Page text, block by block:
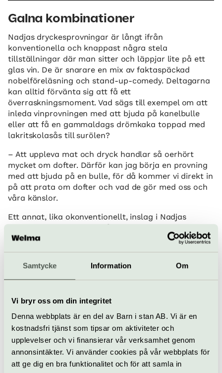
Samtycke Information Om
Vi bryr oss om din integritet
Denna webbplats är en del av Barn i stan AB. Vi är en
kostnadsfri tjänst som tipsar om aktiviteter och
upplevelser och vi finansierar vår verksamhet genom
annonsintäkter. Vi använder cookies på vår webbplats för
att ge dig en bra funktionalitet och för att samla in
Galna kombinationer
Nadjas dryckesprovningar är långt ifrån
konventionella och knappast några stela
tillställningar där man sitter och läppjar lite på ett
glas vin. De är snarare en mix av faktaspäckad
nobelföreläsning och stand-up-comedy. Deltagarna
kan alltid förvänta sig att få ett
överraskningsmoment. Vad sägs till exempel om att
inleda vinprovningen med att bjuda på kanelbulle
eller att få en gammaldags drömkaka toppad med
lakritskolasås till surölen?
– Att uppleva mat och dryck handlar så oerhört
mycket om dofter. Därför kan jag börja en provning
med att bjuda på en bulle, för då kommer vi direkt in
på att prata om dofter och vad de gör med oss och
våra känslor.
Ett annat, lika okonventionellt, inslag i Nadjas
– Det kom till av en slump, när jag provade att ta ett
bra det malda köttet gör sig till bubblorna. Så
numera förekommer korven på några av mina
Levande historier
Förutom drycken och tilltuggen bjuds åhörarna på
fantastiska historier och anekdoter från Nadjas
många resor. Med sina snart 20 år som föreläsare –
hon jobbar även som intern kompetens-